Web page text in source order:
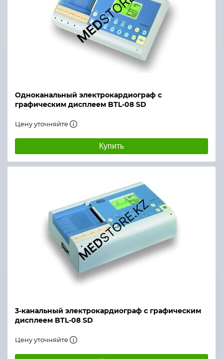
Безопасность
Одноканальный электрокардиограф с
графическим дисплеем BTL-08 SD
Цену уточняйте
Купить
3-канальный электрокардиограф с графическим
дисплеем BTL-08 SD
Цену уточняйте